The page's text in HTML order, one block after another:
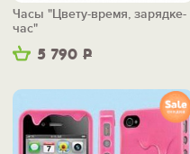
5 790 Р
Часы "Цвету-время, зарядке-
час"